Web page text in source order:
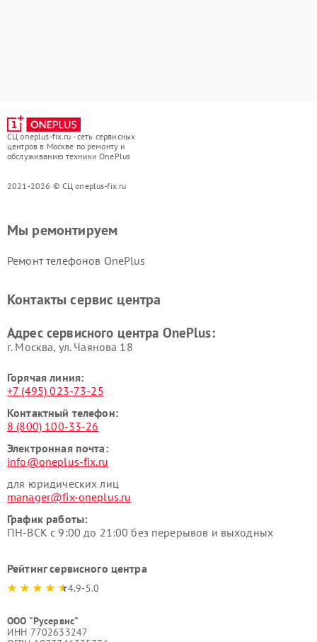
СЦ oneplus-fix.ru - сеть сервисных
центров в Москве по ремонту и
обслуживанию техники OnePlus
2021-2026 © СЦ oneplus-fix.ru
Мы ремонтируем
Ремонт телефонов OnePlus
Контакты сервис центра
Адрес сервисного центра OnePlus:
г. Москва, ул. Чаянова 18
Горячая линия:
+7 (495) 023-73-25
Контактный телефон:
8 (800) 100-33-26
Электронная почта:
info@oneplus-fix.ru
для юридических лиц
manager@fix-oneplus.ru
График работы:
ПН-ВСК с 9:00 до 21:00 без перерывов и выходных
Рейтинг сервисного центра
4.9-5.0
ООО "Русервис"
ИНН 7702633247